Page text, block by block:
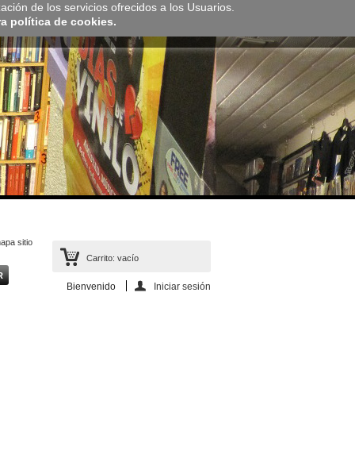
de los servicios ofrecidos a los Usuarios.
política de cookies.
Carrito: vacío
Bienvenido Iniciar sesión
sitio